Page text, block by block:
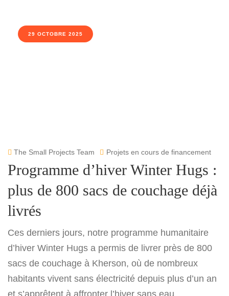
29 OCTOBRE 2025
The Small Projects Team Projets en cours de financement
Programme d’hiver Winter Hugs :
plus de 800 sacs de couchage déjà
livrés
Ces derniers jours, notre programme humanitaire
d’hiver Winter Hugs a permis de livrer près de 800
sacs de couchage à Kherson, où de nombreux
habitants vivent sans électricité depuis plus d’un an